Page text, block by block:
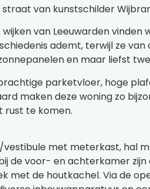
straat van kunstschilder
van Leeuwarden
ademt, terwijl ze
en maar liefst
parketvloer, hoge
maken deze woning zo
rust te komen.
vestibule met meterkast, hal
de voor- en achterkamer
met de houtkachel. Via de